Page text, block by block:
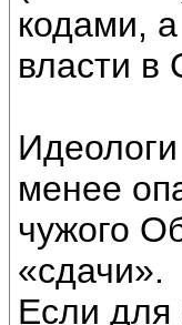
кодами,
власти в
менее
чужого
«сдачи».
Если